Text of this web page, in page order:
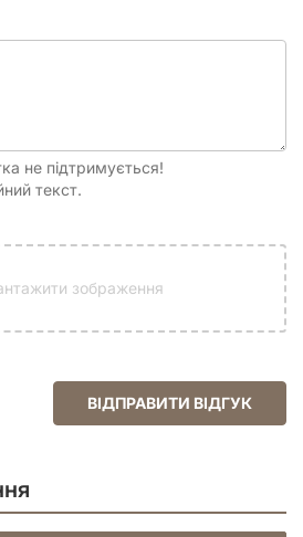
не підтримується!
текст.
зображення
ВІДПРАВИТИ ВІДГУК